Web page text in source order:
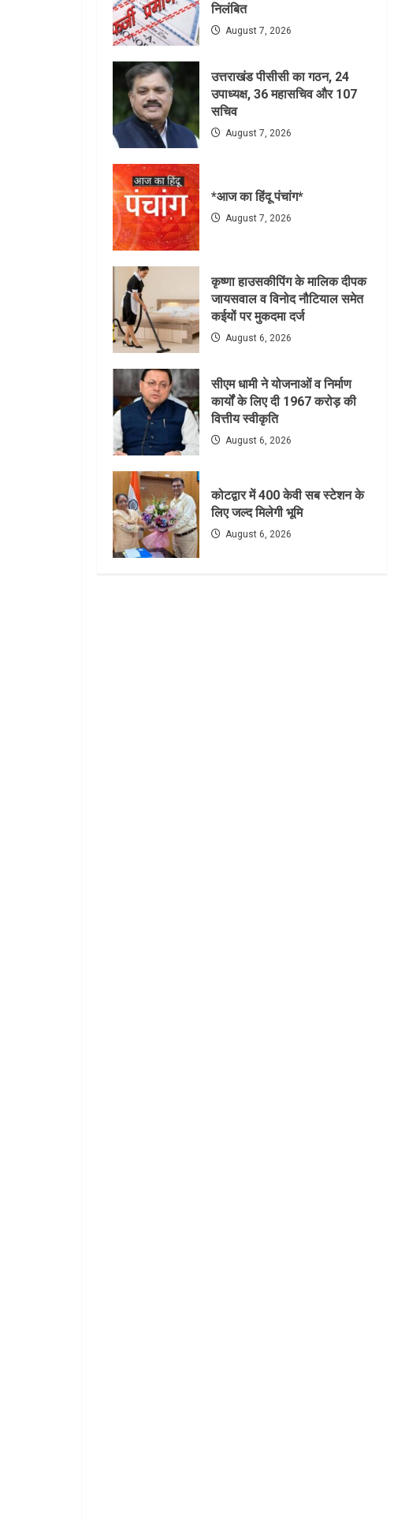
निलंबित
August 7, 2026
उत्तराखंड पीसीसी का गठन, 24
उपाध्यक्ष, 36 महासचिव और 107
सचिव
August 7, 2026
*आज का हिंदू पंचांग*
August 7, 2026
कृष्णा हाउसकीपिंग के मालिक दीपक
जायसवाल व विनोद नौटियाल समेत
कईयों पर मुकदमा दर्ज
August 6, 2026
सीएम धामी ने योजनाओं व निर्माण
कार्यों के लिए दी 1967 करोड़ की
वित्तीय स्वीकृति
August 6, 2026
कोटद्वार में 400 केवी सब स्टेशन के
लिए जल्द मिलेगी भूमि
August 6, 2026